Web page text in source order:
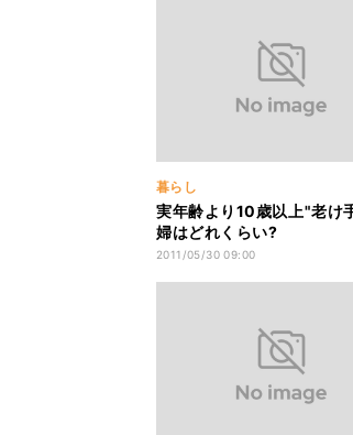
暮らし
実年齢より10歳以上"老け
婦はどれくらい?
2011/05/30 09:00